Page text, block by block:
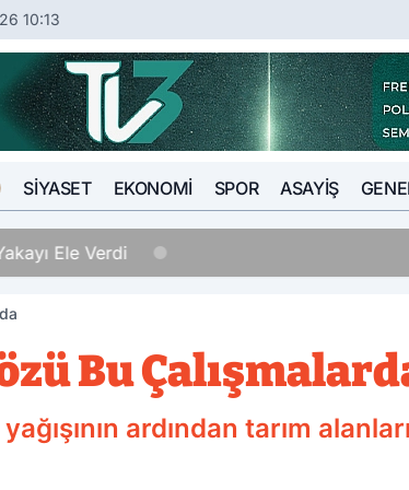
10:13
SIYASET EKONOMI SPOR ASAYIŞ
Ele Verdi
Bu
ardından tarım